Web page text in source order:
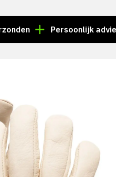
Persoonlijk advies? Bel